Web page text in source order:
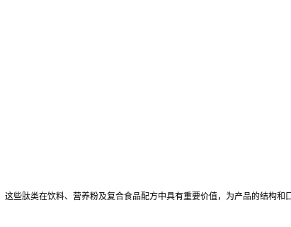
些肽类在饮料、营养粉及复合食品配方中具有重要价值，为产品的结构和